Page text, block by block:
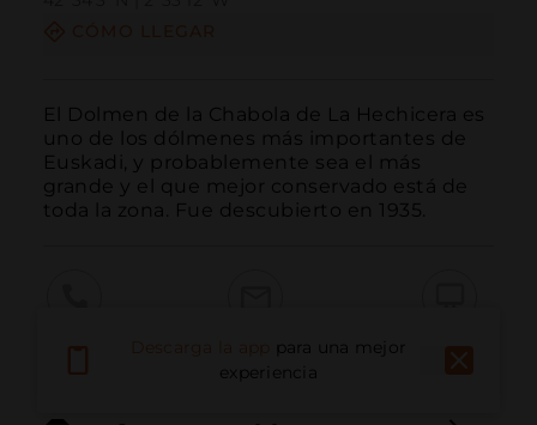
El Dolmen de la Chabola de La Hechicera es
uno de los dólmenes más importantes de
Euskadi, y probablemente sea el más
grande y el que mejor conservado está de
toda la zona. Fue descubierto en 1935.
Emailpara una mejor
experiencia